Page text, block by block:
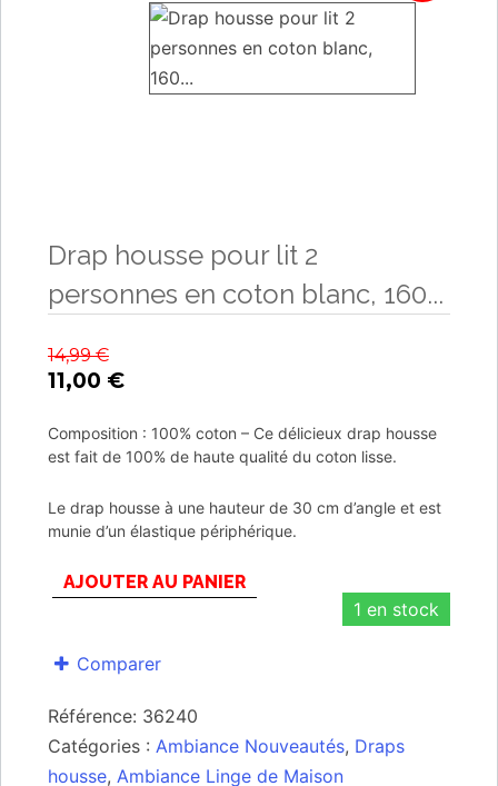
Drap housse pour lit 2
personnes en coton blanc, 160...
14,99€
11,00 €
Composition : 100% coton – Ce délicieux drap housse
est fait de 100% de haute qualité du coton lisse.
Le drap housse à une hauteur de 30 cm d’angle et est
munie d’un élastique périphérique.
1 en stock
AJOUTER AU PANIER
Comparer
Référence: 36240
Catégories : Ambiance Nouveautés, Draps
housse, Ambiance Linge de Maison